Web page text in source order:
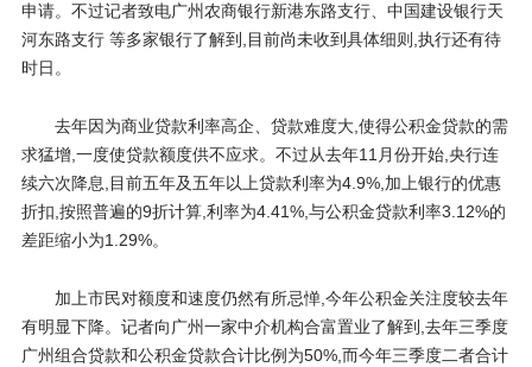
申请。不过记者致电广州农商银行新港东路支行、中国建设银行天
河东路支行 等多家银行了解到,目前尚未收到具体细则,执行还有待
时日。
去年因为商业贷款利率高企、贷款难度大,使得公积金贷款的需
求猛增,一度使贷款额度供不应求。不过从去年11月份开始,央行连
续六次降息,目前五年及五年以上贷款利率为4.9%,加上银行的优惠
折扣,按照普遍的9折计算,利率为4.41%,与公积金贷款利率3.12%的
差距缩小为1.29%。
加上市民对额度和速度仍然有所忌惮,今年公积金关注度较去年
有明显下降。记者向广州一家中介机构合富置业了解到,去年三季度
广州组合贷款和公积金贷款合计比例为50%,而今年三季度二者合计